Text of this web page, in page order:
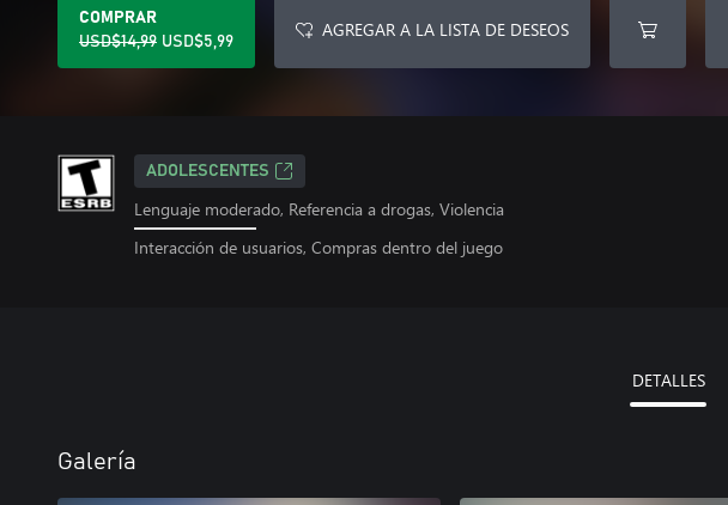
COMPRAR
USD$14,99 USD$5,99
AGREGAR A LA LISTA DE DESEOS
ADOLESCENTES
Lenguaje moderado, Referencia a drogas, Violencia
Interacción de usuarios, Compras dentro del juego
DETALLES
Galería